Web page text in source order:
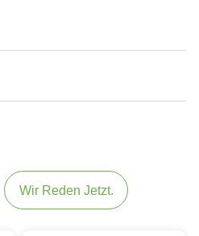
Wir Reden Jetzt.